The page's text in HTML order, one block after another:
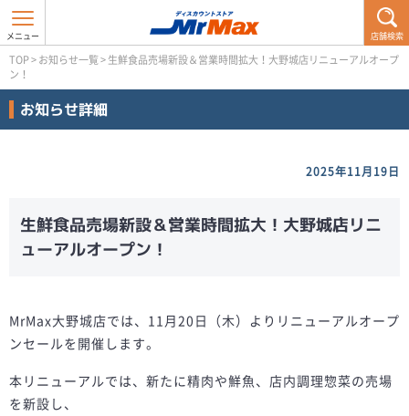
店舗検索
TOP>お知らせ一覧>生鮮食品売場新設＆営業時間拡大！大野城店リニューアルオープ
ン！
お知らせ詳細
2025年11月19日
生鮮食品売場新設＆営業時間拡大！大野城店リニ
ューアルオープン！
MrMax大野城店では、11月20日（木）よりリニューアルオープ
ンセールを開催します。
本リニューアルでは、新たに精肉や鮮魚、店内調理惣菜の売場
を新設し、